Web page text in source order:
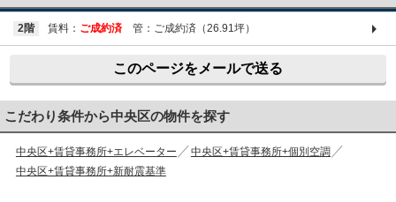
2階 賃料： ご成約済 管：ご成約済（26.91坪）
このページをメールで送る
こだわり条件から中央区の物件を探す
中央区+賃貸事務所+エレベーター
中央区+賃貸事務所+個別空調
中央区+賃貸事務所+新耐震基準